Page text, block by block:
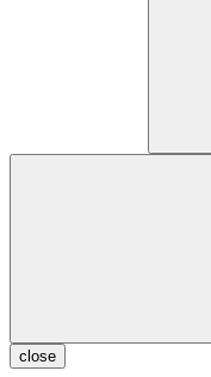
close